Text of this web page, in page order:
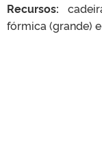
Recursos:
fórmica (grande)